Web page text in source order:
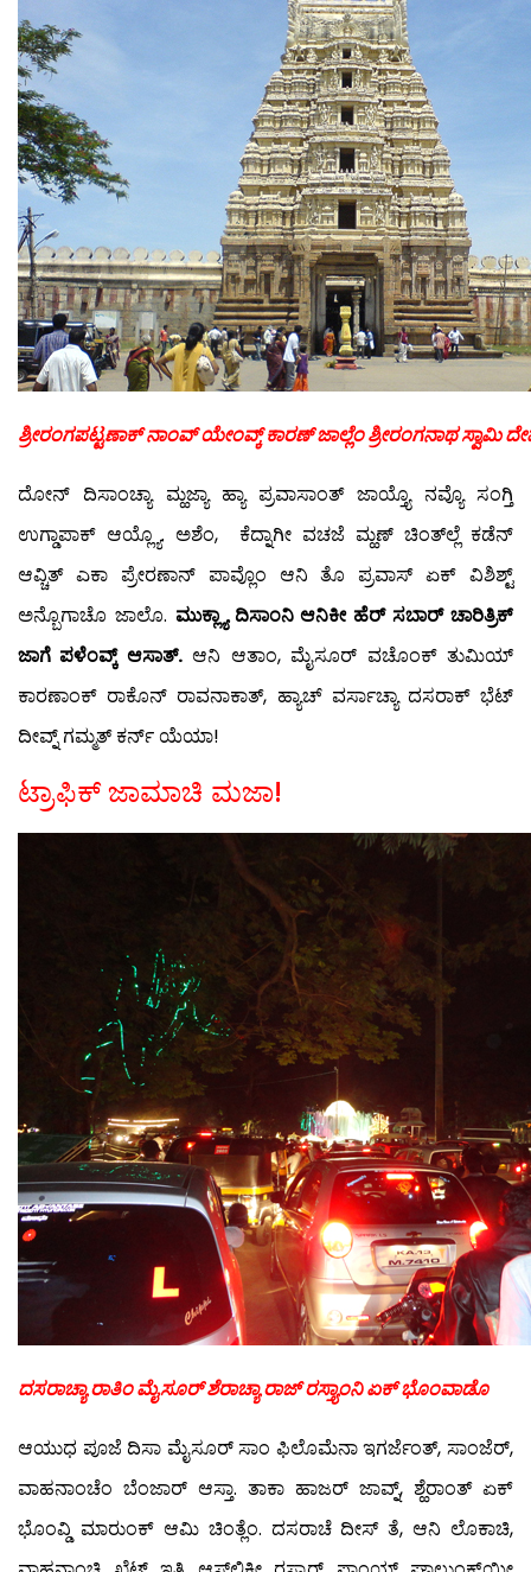
ಶ್ರೀರಂಗಪಟ್ಟಣಾಕ್ ನಾಂವ್ ಯೇಂವ್ಕ್ ಕಾರಣ್ ಜಾಲ್ಲೆಂ ಶ್ರೀರಂಗನಾಥ ಸ್ವಾಮಿ
ದೋನ್ ದಿಸಾಂಚ್ಯಾ ಮ್ಹಜ್ಯಾ ಹ್ಯಾ ಪ್ರವಾಸಾಂತ್ ಜಾಯ್ತ್ಯೊ ನವ್ಯೊ ಸಂಗ್ತಿ
ಉಗ್ಡಾಪಾಕ್ ಆಯ್ಲ್ಯೊ. ಅಶೆಂ, ಕೆದ್ನಾಗೀ ವಚಜೆ ಮ್ಹಣ್ ಚಿಂತ್‍ಲ್ಲೆ ಕಡೆನ್
ಆವ್ಚಿತ್ ಎಕಾ ಪ್ರೇರಣಾನ್ ಪಾವ್ಲೊಂ ಆನಿ ತೊ ಪ್ರವಾಸ್ ಏಕ್ ವಿಶಿಶ್ಟ್
ಅನ್ಬೊಗಾಚೊ ಜಾಲೊ. ಮುಕ್ಲ್ಯಾ ದಿಸಾಂನಿ ಆನಿಕೀ ಹೆರ್ ಸಬಾರ್ ಚಾರಿತ್ರಿಕ್
ಜಾಗೆ ಪಳೆಂವ್ಕ್ ಆಸಾತ್.ಆನಿ ಆತಾಂ, ಮೈಸೂರ್ ವಚೊಂಕ್ ತುಮಿಯ್
ಕಾರಣಾಂಕ್ ರಾಕೊನ್ ರಾವನಾಕಾತ್, ಹ್ಯಾಚ್ ವರ್ಸಾಚ್ಯಾ ದಸರಾಕ್ ಭೆಟ್
ದೀವ್ನ್ ಗಮ್ಮತ್ ಕರ್ನ್ ಯೆಯಾ!
ಟ್ರಾಫಿಕ್ ಜಾಮಾಚಿ ಮಜಾ!
ದಸರಾಚ್ಯಾ ರಾತಿಂ ಮೈಸೂರ್ ಶೆರಾಚ್ಯಾ ರಾಜ್ ರಸ್ತ್ಯಾಂನಿ ಏಕ್ ಭೊಂವಾಡೊ
ಆಯುಧ ಪೂಜೆ ದಿಸಾ ಮೈಸೂರ್ ಸಾಂ ಫಿಲೊಮೆನಾ ಇಗರ್ಜೆಂತ್, ಸಾಂಜೆರ್,
ವಾಹನಾಂಚೆಂ ಬೆಂಜಾರ್ ಆಸ್ತಾ. ತಾಕಾ ಹಾಜರ್ ಜಾವ್ನ್, ಶ್ಹೆರಾಂತ್ ಏಕ್
ಭೊಂವ್ಡಿ ಮಾರುಂಕ್ ಆಮಿ ಚಿಂತ್ಲೆಂ. ದಸರಾಚೆ ದೀಸ್ ತೆ, ಆನಿ ಲೊಕಾಚಿ,